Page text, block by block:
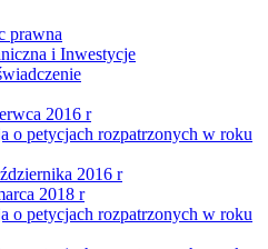
prawna
i Inwestycje
2016 r
o petycjach rozpatrzonych w roku
2016 r
2018 r
o petycjach rozpatrzonych w roku